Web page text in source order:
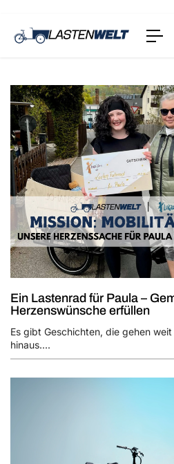
e
n
Ein Lastenrad für Paula –
Herzenswünsche erfüllen
Es gibt Geschichten, die gehen
hinaus....